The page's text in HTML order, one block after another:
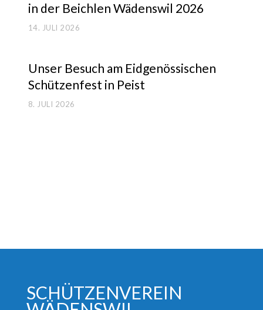
in der Beich­len Wädens­wil 2026
14. JULI 2026
Unser Besuch am Eid­ge­nös­si­schen
Schüt­zen­fest in Peist
8. JULI 2026
SCHÜTZENVEREIN